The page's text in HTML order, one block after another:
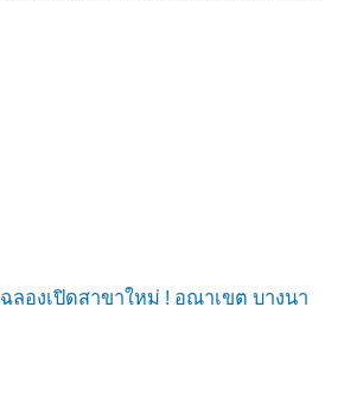
ฉลองเปิดสาขาใหม่ ! อณาเขต บางนา